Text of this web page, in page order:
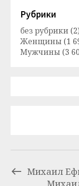
Рубрики
без рубрики
Женщины (1
Мужчины (3
Михаил